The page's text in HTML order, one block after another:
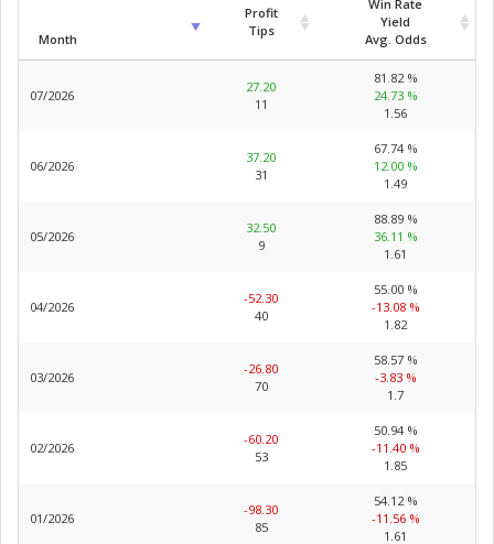
Month
Profit
Tips
Win Rate
Yield
Avg. Odds
07/2026
27.20
11
81.82 %
24.73 %
1.56
06/2026
37.20
31
67.74 %
12.00 %
1.49
05/2026
32.50
9
88.89 %
36.11 %
1.61
04/2026
-52.30
40
55.00 %
-13.08 %
1.82
03/2026
-26.80
70
58.57 %
-3.83 %
1.7
02/2026
-60.20
53
50.94 %
-11.40 %
1.85
01/2026
-98.30
85
54.12 %
-11.56 %
1.61